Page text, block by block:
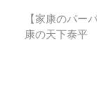
【家康のパー
康の天下泰平